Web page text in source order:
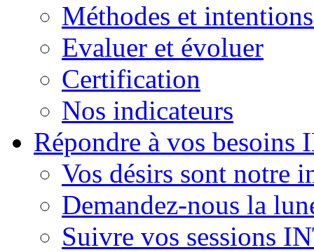
Méthodes et
Evaluer et évoluer
Certification
Nos indicateurs
Répondre à vos besoins
Vos désirs sont notre
Demandez-nous la
Suivre vos sessions